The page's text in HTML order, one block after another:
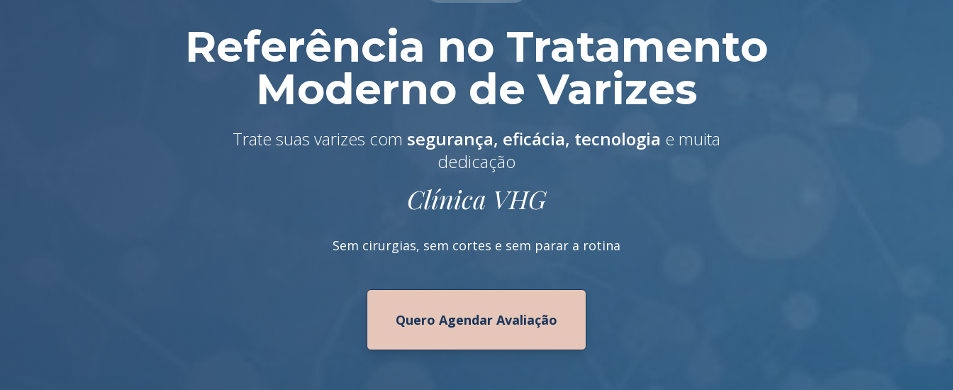
Referência no Tratamento
Moderno de Varizes
Trate suas varizes com segurança, eficácia, tecnologia e muita
dedicação
Clínica VHG
Sem cirurgias, sem cortes e sem parar a rotina
Quero Agendar Avaliação